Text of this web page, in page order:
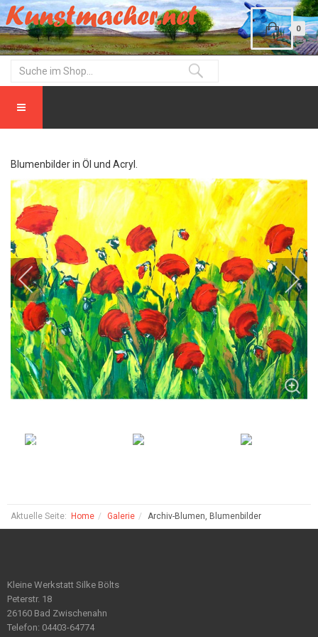
0
Blumenbilder in Öl und Acryl.
Aktuelle Seite: Home Galerie Archiv-Blumen, Blumenbilder
Kleine Werkstatt Silke Bölts
Peterstr. 18
26160 Bad Zwischenahn
Telefon: 04403-64774